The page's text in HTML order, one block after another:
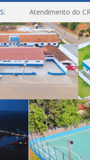
Atendimento do